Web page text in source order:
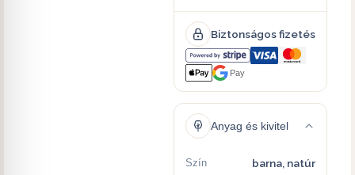
Biztonságos fizetés
Pay
Anyag és kivitel
Szín barna, natúr